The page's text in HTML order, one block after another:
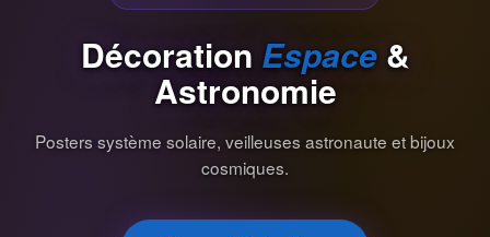
Décoration Espace&
Astronomie
Posters système solaire, veilleuses astronaute et bijoux
cosmiques.